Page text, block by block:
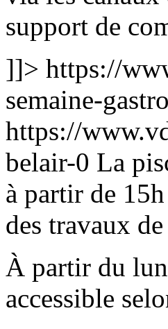
support de
]]> https://
semaine-
https://
belair-0 La
à partir de
des travaux
À partir du
accessible